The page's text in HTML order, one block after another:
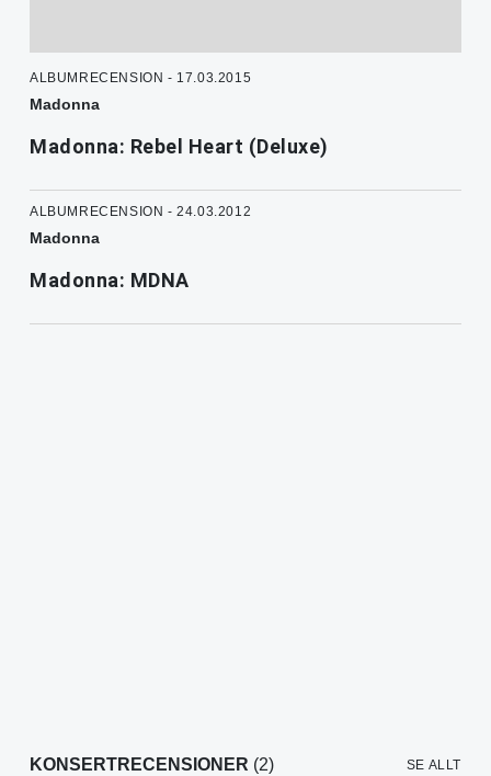
ALBUMRECENSION - 17.03.2015
Madonna
Madonna: Rebel Heart (Deluxe)
ALBUMRECENSION - 24.03.2012
Madonna
Madonna: MDNA
KONSERTRECENSIONER (2) SE ALLT